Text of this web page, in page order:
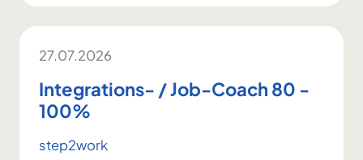
27.07.2026
Integrations- / Job-Coach 80 -
100%
step2work